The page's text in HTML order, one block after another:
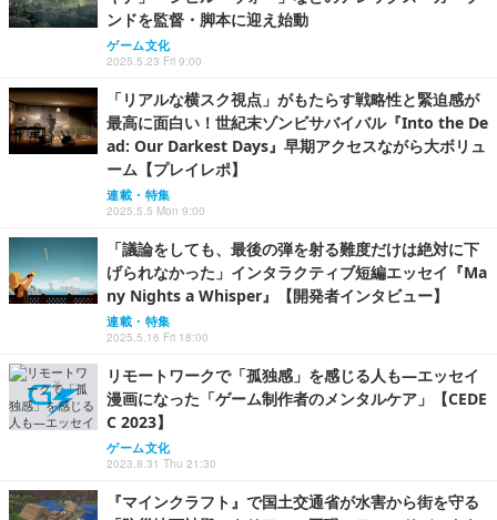
ンドを監督・脚本に迎え始動
ゲーム文化
2025.5.23 Fri 9:00
「リアルな横スク視点」がもたらす戦略性と緊迫感が
最高に面白い！世紀末ゾンビサバイバル『Into the De
ad: Our Darkest Days』早期アクセスながら大ボリュ
ーム【プレイレポ】
連載・特集
2025.5.5 Mon 9:00
「議論をしても、最後の弾を射る難度だけは絶対に下
げられなかった」インタラクティブ短編エッセイ『Ma
ny Nights a Whisper』【開発者インタビュー】
連載・特集
2025.5.16 Fri 18:00
リモートワークで「孤独感」を感じる人も―エッセイ
漫画になった「ゲーム制作者のメンタルケア」【CEDE
C 2023】
ゲーム文化
2023.8.31 Thu 21:30
『マインクラフト』で国土交通省が水害から街を守る